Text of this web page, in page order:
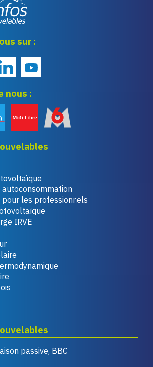
sur :
nous :
les professionnels
IRVE
passive, BBC